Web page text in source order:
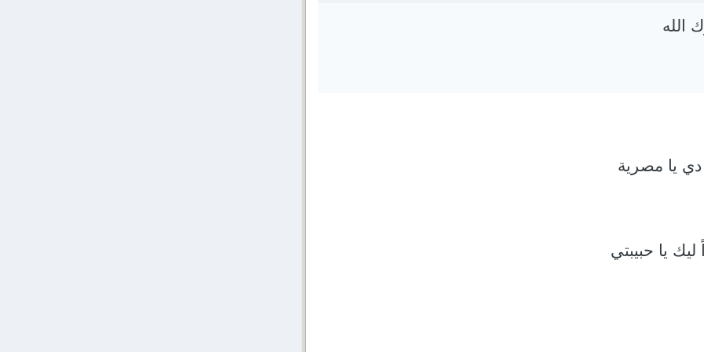
الله
دي يا مصرية
يا حبيبتي